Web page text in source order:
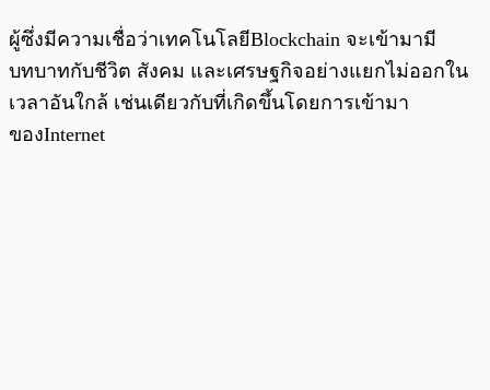
ผู้ซึ่งมีความเชื่อว่าเทคโนโลยีBlockchain จะเข้ามามี
บทบาทกับชีวิต สังคม และเศรษฐกิจอย่างแยกไม่ออกใน
เวลาอันใกล้ เช่นเดียวกับที่เกิดขึ้นโดยการเข้ามา
ของInternet